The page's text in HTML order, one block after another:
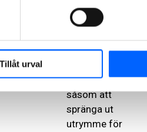
Tillåt urval
när Bålforsen
byggdes på
vidtogs
åtgärder,
såsom att
spränga ut
utrymme för